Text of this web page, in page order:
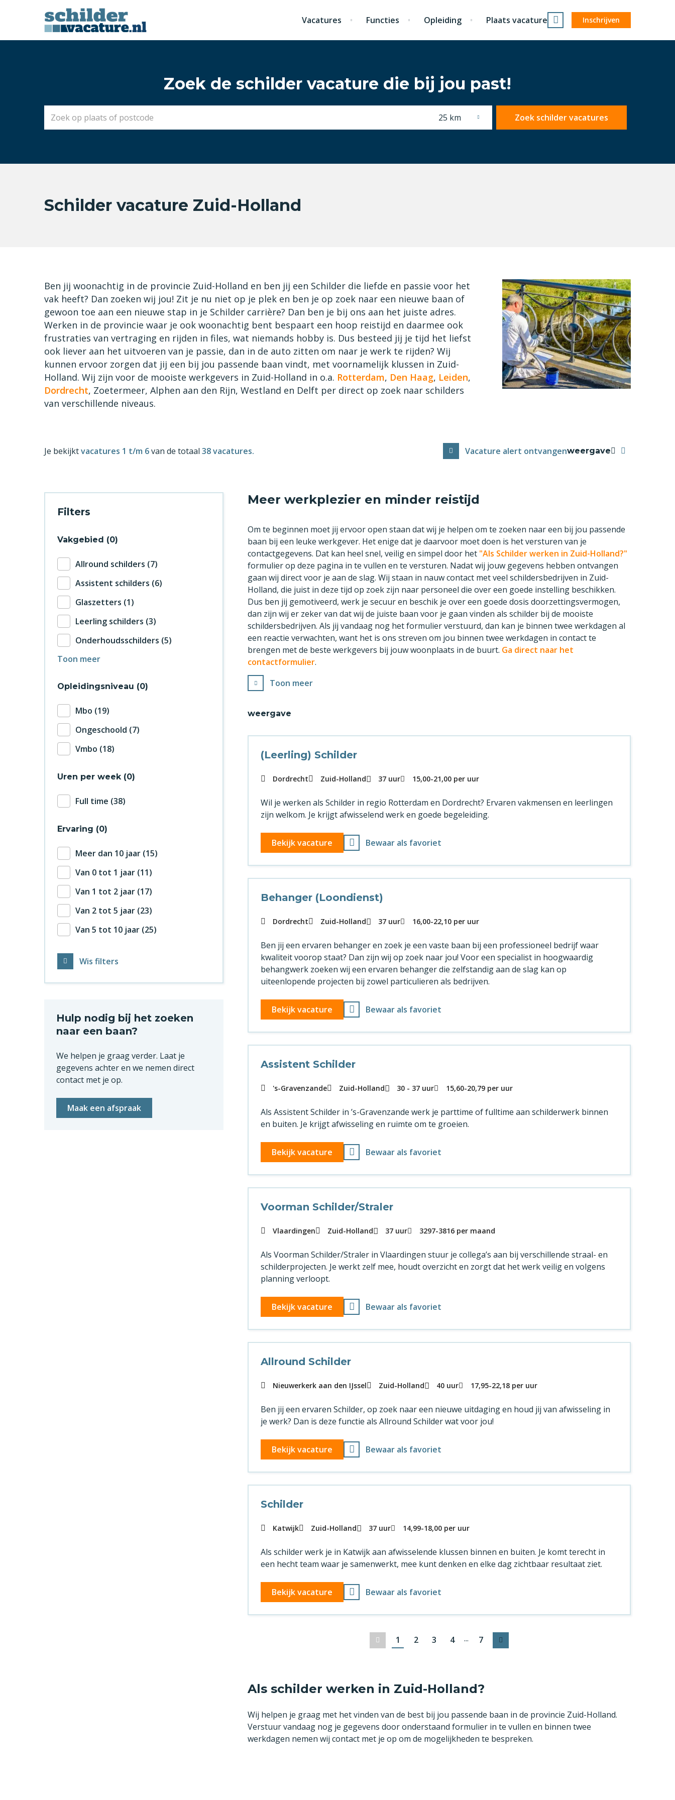
Vacatures Functies Opleiding Plaats vacature Inschrijven
Zoek de schilder vacature die bij jou past!
25 km Zoek schilder vacatures
Schilder vacature Zuid-Holland
Ben jij woonachtig in de provincie Zuid-Holland en ben jij een Schilder die liefde en passie voor het
vak heeft? Dan zoeken wij jou! Zit je nu niet op je plek en ben je op zoek naar een nieuwe baan of
gewoon toe aan een nieuwe stap in je Schilder carrière? Dan ben je bij ons aan het juiste adres.
Werken in de provincie waar je ook woonachtig bent bespaart een hoop reistijd en daarmee ook
frustraties van vertraging en rijden in files, wat niemands hobby is. Dus besteed jij je tijd het liefst
ook liever aan het uitvoeren van je passie, dan in de auto zitten om naar je werk te rijden? Wij
kunnen ervoor zorgen dat jij een bij jou passende baan vindt, met voornamelijk klussen in Zuid-
Holland. Wij zijn voor de mooiste werkgevers in Zuid-Holland in o.a. Rotterdam, Den Haag, Leiden,
Dordrecht, Zoetermeer, Alphen aan den Rijn, Westland en Delft per direct op zoek naar schilders
van verschillende niveaus.
Je bekijktvacatures 1 t/m 6van de totaal 38 vacatures. Vacature alert ontvangenweergave
Filters
Vakgebied 0
Allround schilders 7
Assistent schilders 6
Glaszetters 1
Leerling schilders 3
Onderhoudsschilders 5
Toon meer
Opleidingsniveau 0
Mbo 19
Ongeschoold 7
Vmbo 18
Uren per week 0
Full time 38
Ervaring 0
Meer dan 10 jaar 15
Van 0 tot 1 jaar 11
Van 1 tot 2 jaar 17
Van 2 tot 5 jaar 23
Van 5 tot 10 jaar 25
Wis filters
Hulp nodig bij het zoeken
naar een baan?
We helpen je graag verder. Laat je
gegevens achter en we nemen direct
contact met je op.
Maak een afspraak
Meer werkplezier en minder reistijd
Om te beginnen moet jij ervoor open staan dat wij je helpen om te zoeken naar een bij jou passende
baan bij een leuke werkgever. Het enige dat je daarvoor moet doen is het versturen van je
contactgegevens. Dat kan heel snel, veilig en simpel door het "Als Schilder werken in Zuid-Holland?"
formulier op deze pagina in te vullen en te versturen. Nadat wij jouw gegevens hebben ontvangen
gaan wij direct voor je aan de slag. Wij staan in nauw contact met veel schildersbedrijven in Zuid-
Holland, die juist in deze tijd op zoek zijn naar personeel die over een goede instelling beschikken.
Dus ben jij gemotiveerd, werk je secuur en beschik je over een goede dosis doorzettingsvermogen,
dan zijn wij er zeker van dat wij de juiste baan voor je gaan vinden als schilder bij de mooiste
schildersbedrijven. Als jij vandaag nog het formulier verstuurd, dan kan je binnen twee werkdagen al
een reactie verwachten, want het is ons streven om jou binnen twee werkdagen in contact te
brengen met de beste werkgevers bij jouw woonplaats in de buurt. Ga direct naar het
contactformulier.
Toon meer
weergave
(Leerling) Schilder
Dordrecht Zuid-Holland 37 uur 15,00-21,00 per uur
Wil je werken als Schilder in regio Rotterdam en Dordrecht? Ervaren vakmensen en leerlingen
zijn welkom. Je krijgt afwisselend werk en goede begeleiding.
Bekijk vacature Bewaar als favoriet
Behanger (Loondienst)
Dordrecht Zuid-Holland 37 uur 16,00-22,10 per uur
Ben jij een ervaren behanger en zoek je een vaste baan bij een professioneel bedrijf waar
kwaliteit voorop staat? Dan zijn wij op zoek naar jou! Voor een specialist in hoogwaardig
behangwerk zoeken wij een ervaren behanger die zelfstandig aan de slag kan op
uiteenlopende projecten bij zowel particulieren als bedrijven.
Bekijk vacature Bewaar als favoriet
Assistent Schilder
's-Gravenzande Zuid-Holland 30 - 37 uur 15,60-20,79 per uur
Als Assistent Schilder in ’s-Gravenzande werk je parttime of fulltime aan schilderwerk binnen
en buiten. Je krijgt afwisseling en ruimte om te groeien.
Bekijk vacature Bewaar als favoriet
Voorman Schilder/Straler
Vlaardingen Zuid-Holland 37 uur 3297-3816 per maand
Als Voorman Schilder/Straler in Vlaardingen stuur je collega’s aan bij verschillende straal- en
schilderprojecten. Je werkt zelf mee, houdt overzicht en zorgt dat het werk veilig en volgens
planning verloopt.
Bekijk vacature Bewaar als favoriet
Allround Schilder
Nieuwerkerk aan den IJssel Zuid-Holland 40 uur 17,95-22,18 per uur
Ben jij een ervaren Schilder, op zoek naar een nieuwe uitdaging en houd jij van afwisseling in
je werk? Dan is deze functie als Allround Schilder wat voor jou!
Bekijk vacature Bewaar als favoriet
Schilder
Katwijk Zuid-Holland 37 uur 14,99-18,00 per uur
Als schilder werk je in Katwijk aan afwisselende klussen binnen en buiten. Je komt terecht in
een hecht team waar je samenwerkt, mee kunt denken en elke dag zichtbaar resultaat ziet.
Bekijk vacature Bewaar als favoriet
Vorige
1 2 3 4 ... 7
Als schilder werken in Zuid-Holland?
Wij helpen je graag met het vinden van de best bij jou passende baan in de provincie Zuid-Holland.
Verstuur vandaag nog je gegevens door onderstaand formulier in te vullen en binnen twee
werkdagen nemen wij contact met je op om de mogelijkheden te bespreken.